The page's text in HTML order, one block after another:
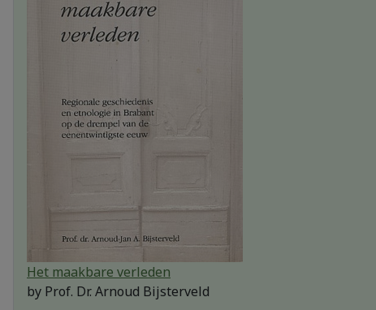
Het maakbare verleden
by Prof. Dr. Arnoud Bijsterveld